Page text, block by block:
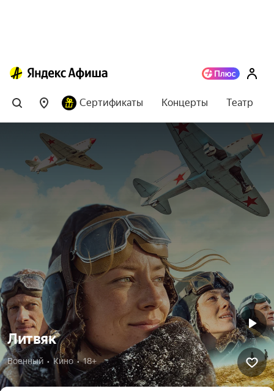
Сертификаты Концерты Театр
Литвяк
Военный  •  Кино  •  18+